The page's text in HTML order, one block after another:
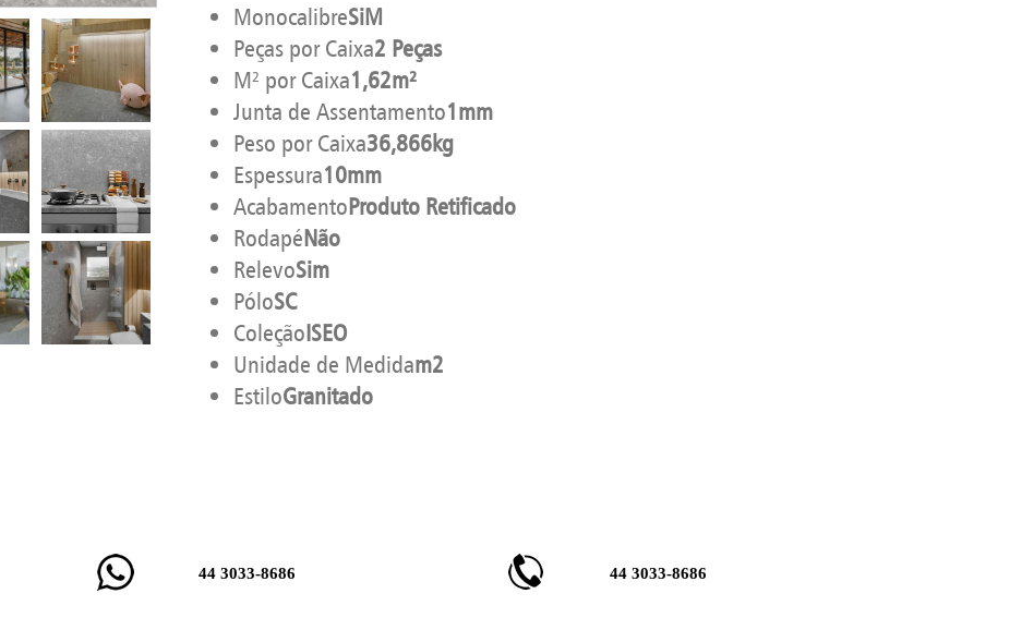
MonocalibreSiM
Peças por Caixa2 Peças
M² por Caixa1,62m²
Junta de Assentamento1mm
Peso por Caixa36,866kg
Espessura10mm
AcabamentoProduto Retificado
RodapéNão
RelevoSim
PóloSC
ColeçãoISEO
Unidade de Medidam2
EstiloGranitado
44 3033-8686 44 3033-8686